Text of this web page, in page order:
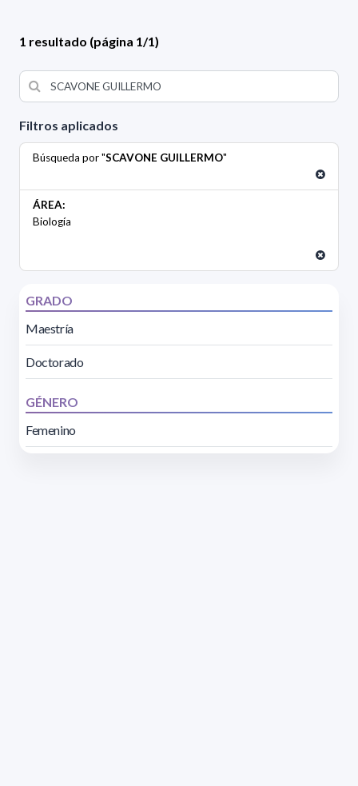
Filtros aplicados
Búsqueda por "SCAVONE GUILLERMO"
ÁREA:
Biología
GRADO
Maestría
Doctorado
GÉNERO
Femenino
1 resultado (página 1/1)